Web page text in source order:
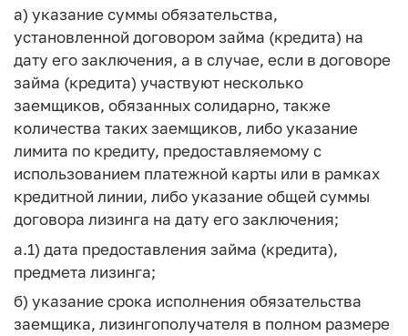
а) указание суммы обязательства,
установленной договором займа (кредита) на
дату его заключения, а в случае, если в договоре
займа (кредита) участвуют несколько
заемщиков, обязанных солидарно, также
количества таких заемщиков, либо указание
лимита по кредиту, предоставляемому с
использованием платежной карты или в рамках
кредитной линии, либо указание общей суммы
договора лизинга на дату его заключения;
а.1) дата предоставления займа (кредита),
предмета лизинга;
б) указание срока исполнения обязательства
заемщика, лизингополучателя в полном размере